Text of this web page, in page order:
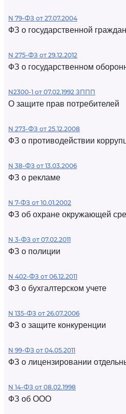
N 79-ФЗ от 27.07.2004
ФЗ о государственной
N 275-ФЗ от 29.12.2012
ФЗ о государственном
N2300-1 от 07.02.1992 ЗППП
О защите прав потребителей
N 273-ФЗ от 25.12.2008
ФЗ о противодействии
N 38-ФЗ от 13.03.2006
ФЗ о рекламе
N 7-ФЗ от 10.01.2002
ФЗ об охране окружающей
N 3-ФЗ от 07.02.2011
ФЗ о полиции
N 402-ФЗ от 06.12.2011
ФЗ о бухгалтерском учете
N 135-ФЗ от 26.07.2006
ФЗ о защите конкуренции
N 99-ФЗ от 04.05.2011
ФЗ о лицензировании
N 14-ФЗ от 08.02.1998
ФЗ об ООО